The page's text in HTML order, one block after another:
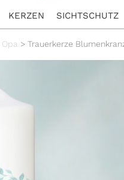
KERZEN SICHTSCHUTZ
Opa > Trauerkerze